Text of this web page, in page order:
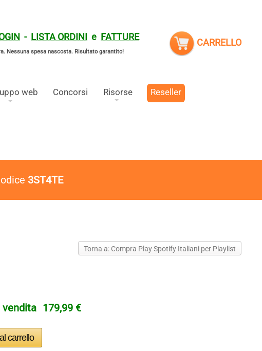
- LISTA ORDINI e FATTURE
Nessuna spesa nascosta. Risultato garantito!
CARRELLO
web Concorsi Risorse
Reseller
3ST4TE
Torna a: Compra Play Spotify Italiani per Playlist
vendita 179,99 €